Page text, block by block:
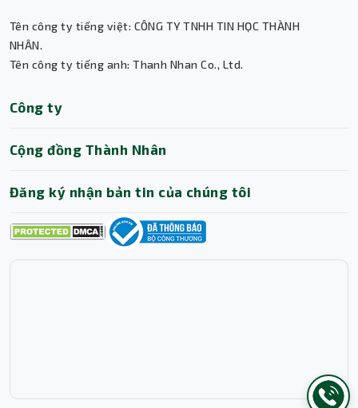
Tên công ty tiếng việt: CÔNG TY TNHH TIN HỌC THÀNH
NHÂN.
Tên công ty tiếng anh: Thanh Nhan Co., Ltd.
Công ty
Cộng đồng Thành Nhân
Đăng ký nhận bản tin của chúng tôi
Trợ lý AI • Phản hồi tức thì